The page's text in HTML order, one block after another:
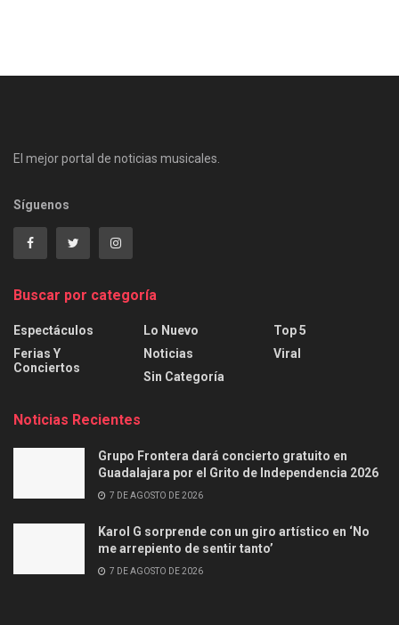
El mejor portal de noticias musicales.
Síguenos
Buscar por categoría
Espectáculos
Ferias Y
Conciertos
Lo Nuevo
Noticias
Sin Categoría
Top 5
Viral
Noticias Recientes
Grupo Frontera dará concierto gratuito en
Guadalajara por el Grito de Independencia 2026
7 DE AGOSTO DE 2026
Karol G sorprende con un giro artístico en ‘No
me arrepiento de sentir tanto’
7 DE AGOSTO DE 2026